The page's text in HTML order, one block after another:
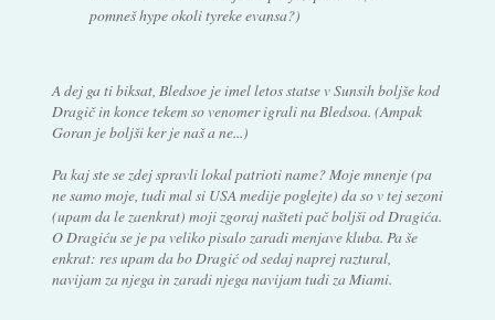
pomneš hype okoli tyreke evansa?)
A dej ga ti biksat, Bledsoe je imel letos statse v Sunsih boljše kod
Dragič in konce tekem so venomer igrali na Bledsoa. (Ampak
Goran je boljši ker je naš a ne...)
Pa kaj ste se zdej spravli lokal patrioti name? Moje mnenje (pa
ne samo moje, tudi mal si USA medije poglejte) da so v tej sezoni
(upam da le zaenkrat) moji zgoraj našteti pač boljši od Dragića.
O Dragiću se je pa veliko pisalo zaradi menjave kluba. Pa še
enkrat: res upam da bo Dragić od sedaj naprej raztural,
navijam za njega in zaradi njega navijam tudi za Miami.